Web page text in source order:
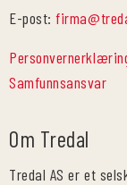
E-post:
Samfunnsansvar
Om Tredal
Tredal AS er et